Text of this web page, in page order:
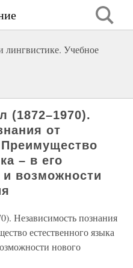
Учебное
(1872–1970).
от
– в его
и возможности
Независимость познания
естественного языка
нового